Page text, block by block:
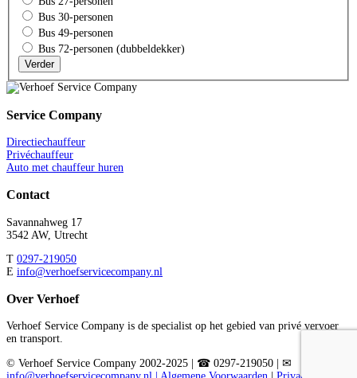
Bus 30-personen
Bus 49-personen
Bus 72-personen (dubbeldekker)
Verder
Service Company
Directiechauffeur
Privéchauffeur
Auto met chauffeur huren
Contact
Savannahweg 17
3542 AW, Utrecht
T 0297-219050
E info@verhoefservicecompany.nl
Over Verhoef
Verhoef Service Company is de specialist op het gebied van privé vervoer
en transport.
© Verhoef Service Company 2002-2025 | ☎ 0297-219050 | ✉